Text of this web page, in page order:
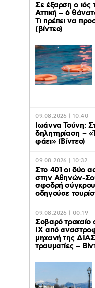
Σε έξαρση ο ιός
Αττική – 6
Τι πρέπει να
(βίντεο)
09.08.2026 | 10:40
Ιωάννα Τούνη:
δηλητηρίαση –
φάει» (Βίντεο)
09.08.2026 | 10:32
Στο 401 οι δύο
στην Αθηνών-
σφοδρή
οδηγούσε
09.08.2026 | 00:19
Σοβαρό τροχαίο
ΙΧ από
μηχανή της
τραυματίες –